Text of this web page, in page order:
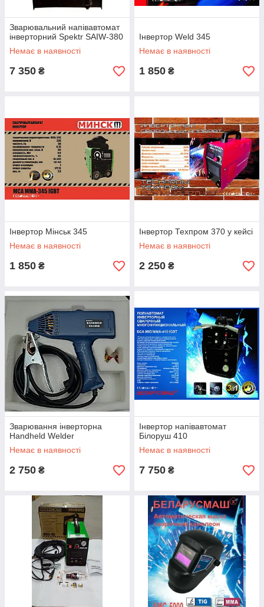
Зварювальний напівавтомат
інверторний Spektr SAIW-380
Немає в наявності
7 350 ₴
Інвертор Weld 345
Немає в наявності
1 850 ₴
Інвертор Мінськ 345
Немає в наявності
1 850 ₴
Інвертор Техпром 370 у кейсі
Немає в наявності
2 250 ₴
Зварювання інверторна
Handheld Welder
Немає в наявності
2 750 ₴
Інвертор напівавтомат
Білоруш 410
Немає в наявності
7 750 ₴